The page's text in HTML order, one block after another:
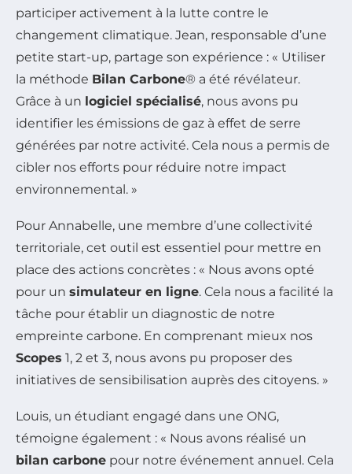
participer activement à la lutte contre le
changement climatique. Jean, responsable d’une
petite start-up, partage son expérience : « Utiliser
la méthode Bilan Carbone® a été révélateur.
Grâce à un logiciel spécialisé, nous avons pu
identifier les émissions de gaz à effet de serre
générées par notre activité. Cela nous a permis de
cibler nos efforts pour réduire notre impact
environnemental. »
Pour Annabelle, une membre d’une collectivité
territoriale, cet outil est essentiel pour mettre en
place des actions concrètes : « Nous avons opté
pour un simulateur en ligne. Cela nous a facilité la
tâche pour établir un diagnostic de notre
empreinte carbone. En comprenant mieux nos
Scopes 1, 2 et 3, nous avons pu proposer des
initiatives de sensibilisation auprès des citoyens. »
Louis, un étudiant engagé dans une ONG,
témoigne également : « Nous avons réalisé un
bilan carbone pour notre événement annuel. Cela